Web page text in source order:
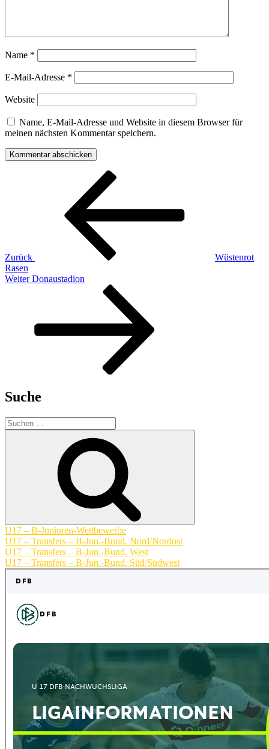
Name *
E-Mail-Adresse *
Website
Name, E-Mail-Adresse und Website in diesem Browser für
meinen nächsten Kommentar speichern.
Beitragsnavigation
Zurück
Wüstenrot
Rasen
Nächster
Weiter Donaustadion
Suche
Suchen
nach:
U17 – B-Junioren-Wettbewerbe
U17 – Transfers – B-Jun.-Bund. Nord/Nordost
U17 – Transfers – B-Jun.-Bund. West
U17 – Transfers – B-Jun.-Bund. Süd/Südwest